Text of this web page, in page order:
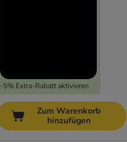
-5% Extra-Rabatt aktivieren
Zum Warenkorb
hinzufügen